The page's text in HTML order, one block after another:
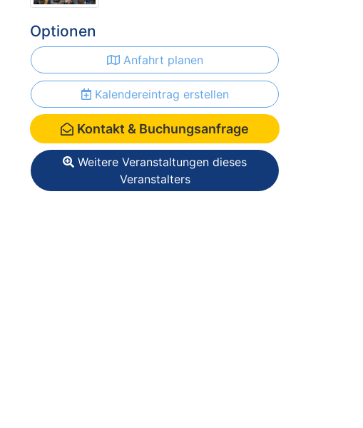
Optionen
Anfahrt planen
Kalendereintrag erstellen
Kontakt & Buchungsanfrage
Weitere Veranstaltungen dieses
Veranstalters